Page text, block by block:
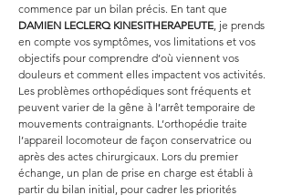
commence par un bilan précis. En tant que
DAMIEN LECLERQ KINESITHERAPEUTE, je prends
en compte vos symptômes, vos limitations et vos
objectifs pour comprendre d’où viennent vos
douleurs et comment elles impactent vos activités.
Les problèmes orthopédiques sont fréquents et
peuvent varier de la gêne à l’arrêt temporaire de
mouvements contraignants. L’orthopédie traite
l’appareil locomoteur de façon conservatrice ou
après des actes chirurgicaux. Lors du premier
échange, un plan de prise en charge est établi à
partir du bilan initial, pour cadrer les priorités